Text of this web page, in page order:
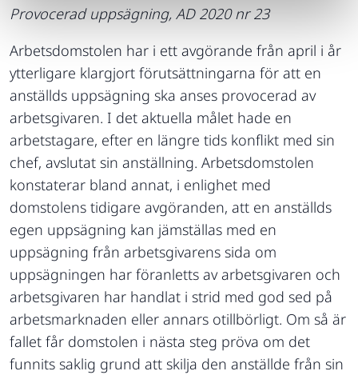
Provocerad uppsägning, AD 2020 nr 23
Arbetsdomstolen har i ett avgörande från april i år
ytterligare klargjort förutsättningarna för att en
anställds uppsägning ska anses provocerad av
arbetsgivaren. I det aktuella målet hade en
arbetstagare, efter en längre tids konflikt med sin
chef, avslutat sin anställning. Arbetsdomstolen
konstaterar bland annat, i enlighet med
domstolens tidigare avgöranden, att en anställds
egen uppsägning kan jämställas med en
uppsägning från arbetsgivarens sida om
uppsägningen har föranletts av arbetsgivaren och
arbetsgivaren har handlat i strid med god sed på
arbetsmarknaden eller annars otillbörligt. Om så är
fallet får domstolen i nästa steg pröva om det
funnits saklig grund att skilja den anställde från sin